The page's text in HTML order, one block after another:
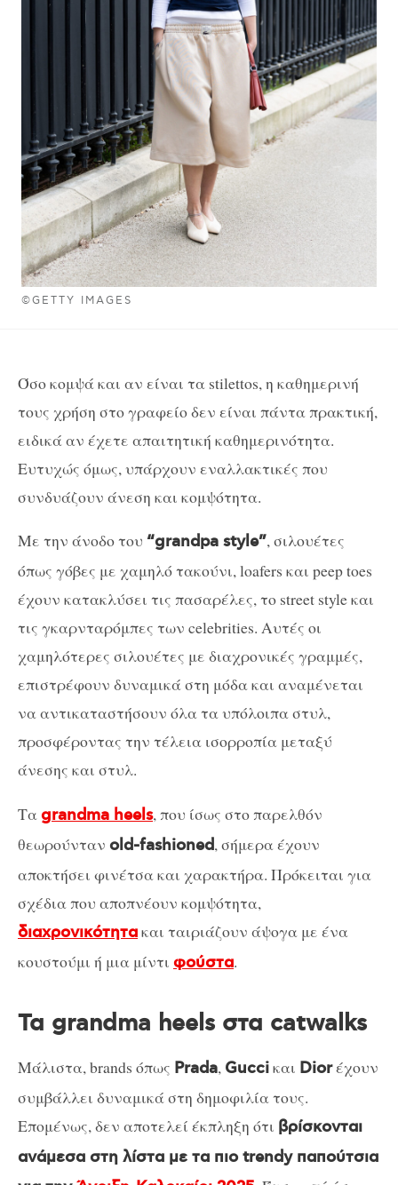
©GETTY IMAGES
Όσο κομψά και αν είναι τα stilettos, η καθημερινή
τους χρήση στο γραφείο δεν είναι πάντα πρακτική,
ειδικά αν έχετε απαιτητική καθημερινότητα.
Ευτυχώς όμως, υπάρχουν εναλλακτικές που
συνδυάζουν άνεση και κομψότητα.
Με την άνοδο του “grandpa style”, σιλουέτες
όπως γόβες με χαμηλό τακούνι, loafers και peep toes
έχουν κατακλύσει τις πασαρέλες, το street style και
τις γκαρνταρόμπες των celebrities. Αυτές οι
χαμηλότερες σιλουέτες με διαχρονικές γραμμές,
επιστρέφουν δυναμικά στη μόδα και αναμένεται
να αντικαταστήσουν όλα τα υπόλοιπα στυλ,
προσφέροντας την τέλεια ισορροπία μεταξύ
άνεσης και στυλ.
Ταgrandma heels, που ίσως στο παρελθόν
θεωρούνταν old-fashioned, σήμερα έχουν
αποκτήσει φινέτσα και χαρακτήρα. Πρόκειται για
σχέδια που αποπνέουν κομψότητα,
διαχρονικότητακαι ταιριάζουν άψογα με ένα
κουστούμι ή μια μίντι φούστα.
Τα grandma heels στα catwalks
Μάλιστα, brands όπως Prada, Gucciκαι Diorέχουν
συμβάλλει δυναμικά στη δημοφιλία τους.
Επομένως, δεν αποτελεί έκπληξη ότι βρίσκονται
ανάμεσα στη λίστα με τα πιο trendy παπούτσια